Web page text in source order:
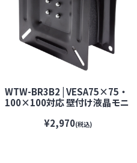
WTW-BR3B2 | VESA75×75・
100×100対応 壁付け液晶モニ
ラ】【監視カメラ】【セキュ
¥2,970(税込)